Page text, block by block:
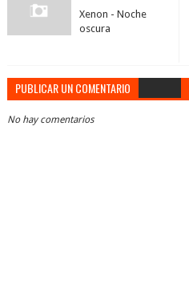
Xenon - Noche
oscura
PUBLICAR UN COMENTARIO
No hay comentarios